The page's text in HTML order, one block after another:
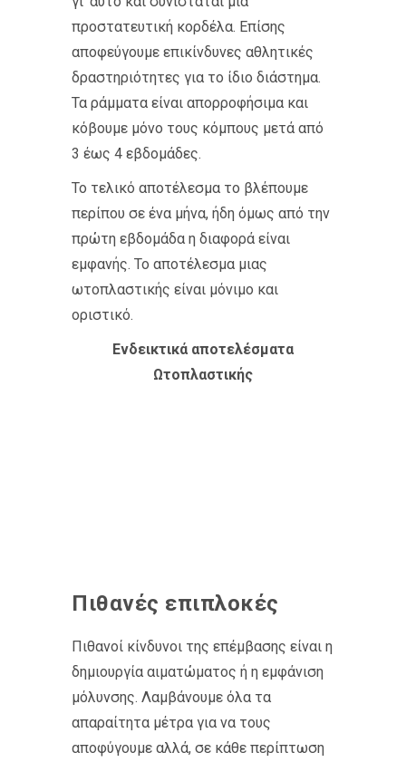
προστατευτική κορδέλα. Επίσης
αποφεύγουμε επικίνδυνες αθλητικές
δραστηριότητες για το ίδιο διάστημα.
Τα ράμματα είναι απορροφήσιμα και
κόβουμε μόνο τους κόμπους μετά από
3 έως 4 εβδομάδες.
Το τελικό αποτέλεσμα το βλέπουμε
περίπου σε ένα μήνα, ήδη όμως από την
πρώτη εβδομάδα η διαφορά είναι
εμφανής. Το αποτέλεσμα μιας
ωτοπλαστικής είναι μόνιμο και
οριστικό.
Ενδεικτικά αποτελέσματα
Ωτοπλαστικής
Πιθανές επιπλοκές
Πιθανοί κίνδυνοι της επέμβασης είναι η
δημιουργία αιματώματος ή η εμφάνιση
μόλυνσης. Λαμβάνουμε όλα τα
απαραίτητα μέτρα για να τους
αποφύγουμε αλλά, σε κάθε περίπτωση